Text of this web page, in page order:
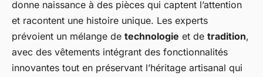
donne naissance à des pièces qui captent l’attention
et racontent une histoire unique. Les experts
prévoient un mélange de technologie et de tradition,
avec des vêtements intégrant des fonctionnalités
innovantes tout en préservant l’héritage artisanal qui